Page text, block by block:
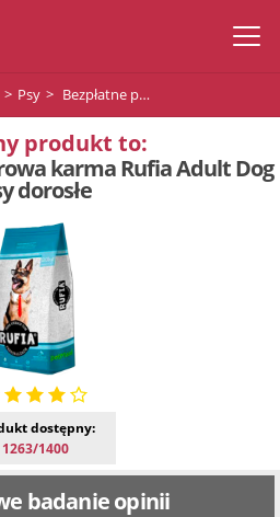
Psy Bezpłatne próbki Zdrowa karma Rufia Adult Dog psy dorosłe
produkt to:
karma Rufia Adult Dog
dorosłe
dostępny:
1263/1400
badanie opinii